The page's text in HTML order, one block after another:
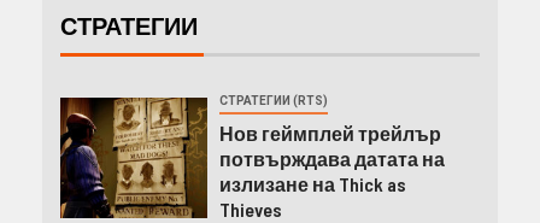
СТРАТЕГИИ
СТРАТЕГИИ (RTS)
Нов геймплей трейлър
потвърждава датата на
излизане на Thick as
Thieves